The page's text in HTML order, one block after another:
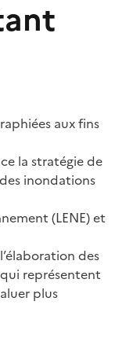
aux fins
la stratégie de
inondations
(LENE) et
des
représentent
plus